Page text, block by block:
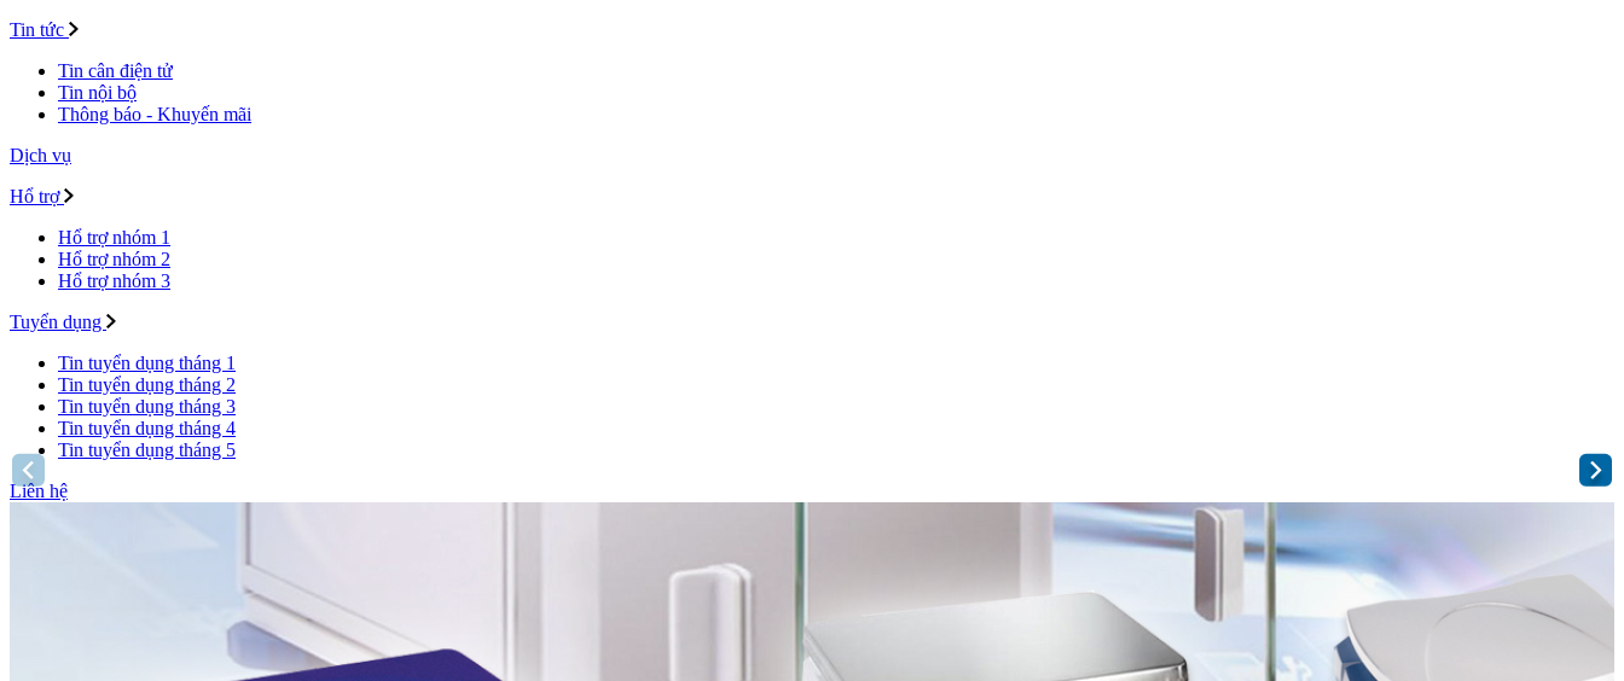
Tin tức
Tin cân điện tử
Tin nội bộ
Thông báo - Khuyến mãi
Dịch vụ
Hổ trợ
Hổ trợ nhóm 1
Hổ trợ nhóm 2
Hổ trợ nhóm 3
Tuyển dụng
Tin tuyển dụng tháng 1
Tin tuyển dụng tháng 2
Tin tuyển dụng tháng 3
Tin tuyển dụng tháng 4
Tin tuyển dụng tháng 5
Liên hệ